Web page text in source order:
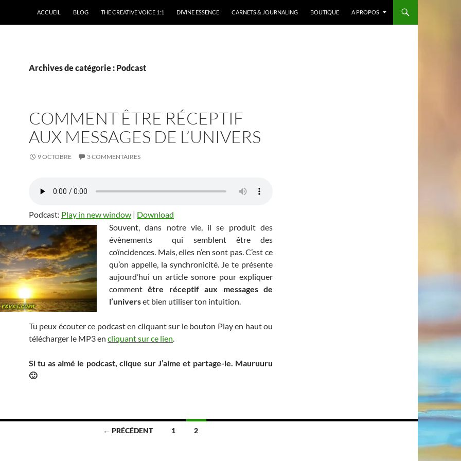
ACCUEIL BLOG THE CREATIVE VOICE 1:1 DIVINE ESSENCE CARNETS & JOURNALING BOUTIQUE A PROPOS
Archives de catégorie : Podcast
COMMENT ÊTRE RÉCEPTIF
AUX MESSAGES DE L’UNIVERS
9 OCTOBRE 3 COMMENTAIRES
Podcast: Play in new window | Download
Souvent, dans notre vie, il se produit des
évènements qui semblent être des
coïncidences. Mais, elles n’en sont pas. C’est ce
qu’on appelle, la synchronicité. Je te présente
aujourd’hui un article sonore pour expliquer
commentêtre réceptif aux messages de
l’universet bien utiliser ton intuition.
Tu peux écouter ce podcast en cliquant sur le bouton Play en haut ou
télécharger le MP3 en cliquant sur ce lien.
Si tu as aimé le podcast, clique sur J’aime et partage-le. Mauruuru
🙂
← PRÉCÉDENT 1 2